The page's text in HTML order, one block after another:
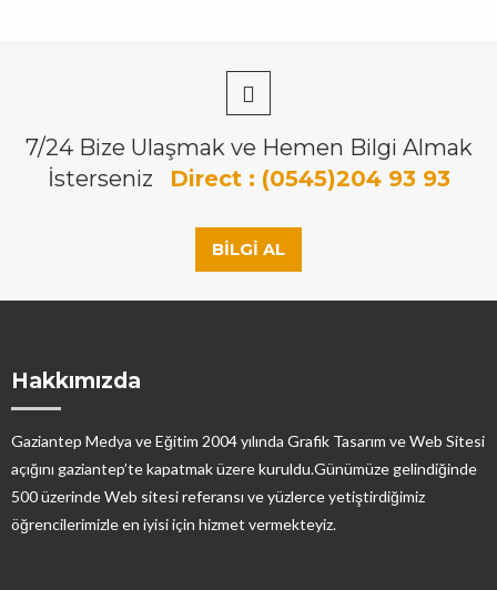
7/24 Bize Ulaşmak ve Hemen Bilgi Almak
İsterseniz
Direct : (0545)204 93 93
BILGI AL
Hakkımızda
Gaziantep Medya ve Eğitim 2004 yılında Grafik Tasarım ve Web Sitesi
açığını gaziantep’te kapatmak üzere kuruldu.Günümüze gelindiğinde
500 üzerinde Web sitesi referansı ve yüzlerce yetiştirdiğimiz
öğrencilerimizle en iyisi için hizmet vermekteyiz.